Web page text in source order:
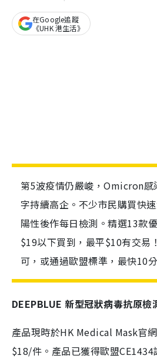
在Google追蹤
《UHK 港生活》
第5波疫情仍嚴峻，Omicron感
字持續高企。不少市民購買快
陽性後作每日檢測。精選13款
$19以下買到，最平$10有交易
可，或通過歐盟標準，最快10
DEEPBLUE 新型冠狀病毒抗原檢
產品現時於HK Medical Mask官
$18/件。產品已獲得歐盟